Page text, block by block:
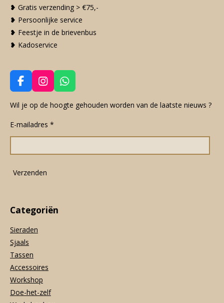
❥ Gratis verzending > €75,-
❥ Persoonlijke service
❥ Feestje in de brievenbus
❥ Kadoservice
F
a
c
b
o
k
I
n
s
a
g
a
m
W
h
a
A
p
Wil je op de hoogte gehouden worden van de laatste nieuws ?
E-mailadres *
Verzenden
Categoriën
Sieraden
Sjaals
Tassen
Accessoires
Workshop
Doe-het-zelf